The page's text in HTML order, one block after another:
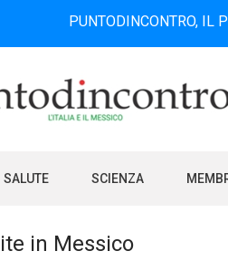
PUNTODINCONTRO, IL
SALUTE SCIENZA
in Messico